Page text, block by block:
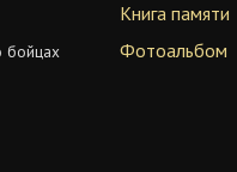
бойцах
Книга памяти
Фотоальбом